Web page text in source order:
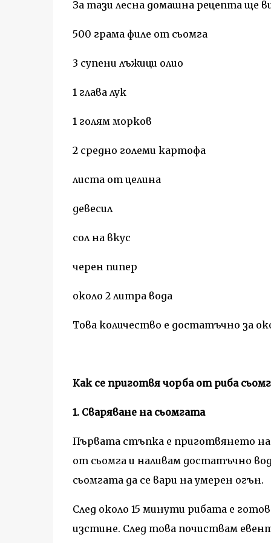
За тази лесна домашна рецепта ще
500 грама филе от сьомга
3 супени лъжици олио
1 глава лук
1 голям морков
2 средно големи картофа
листа от целина
девесил
сол на вкус
черен пипер
около 2 литра вода
Това количество е достатъчно за
Как се приготвя чорба от риба
1. Сваряване на сьомгата
Първата стъпка е приготвянето
от сьомга и наливам достатъчно
сьомгата да се вари на умерен огън.
След около 15 минути рибата е
изстине. След това почиствам